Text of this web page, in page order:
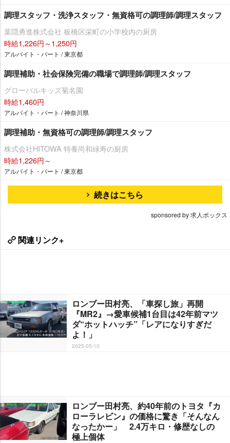
調理スタッフ・洗浄スタッフ・無資格可の調理師/調理スタッフ
葉隠勇進株式会社 板橋区栄町の小学校内の厨房
時給1,226円～1,250円
アルバイト・パート / 東京都
調理補助・社会保険完備の職場で調理師/調理スタッフ
グローバルキッズ菊名園
時給1,460円
アルバイト・パート / 神奈川県
調理補助・無資格可の調理師/調理スタッフ
株式会社HITOWA 特養尚和緑寿の厨房
時給1,226円～
アルバイト・パート / 東京都
続きはこちら
sponsored by 求人ボックス
関連リンク+
ロンブー田村亮、「車探し旅」再開
『MR2』→愛車候補1台目は42年前マツ
ダ“ホットハッチ”「レアになりすぎだ
よ！」
2025-05-10
ロンブー田村亮、約40年前のトヨタ『カ
ローラレビン』の価格に驚き「そんなん
なったかー」 2.4万キロ・修歴なしの
極上個体